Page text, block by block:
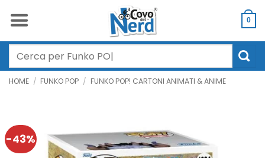
0
Cerca:
HOME / FUNKO POP / FUNKO POP! CARTONI ANIMATI & ANIME
-43%